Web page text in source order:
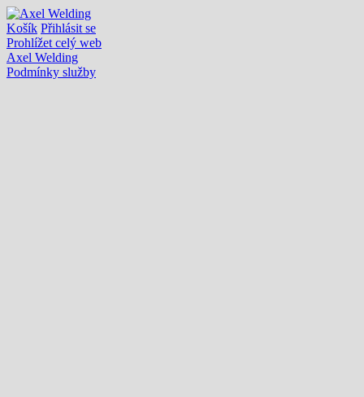
Košík Přihlásit se
Prohlížet celý web
Axel Welding
Podmínky služby